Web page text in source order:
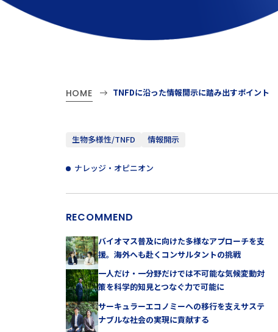
HOME TNFDに沿った情報開示に踏み出すポイント
生物多様性/TNFD 情報開示
ナレッジ・オピニオン
RECOMMEND
バイオマス普及に向けた多様なアプローチを支
援。海外へも赴くコンサルタントの挑戦
一人だけ・一分野だけでは不可能な気候変動対
策を科学的知見とつなぐ力で可能に
サーキュラーエコノミーへの移行を支えサステ
ナブルな社会の実現に貢献する